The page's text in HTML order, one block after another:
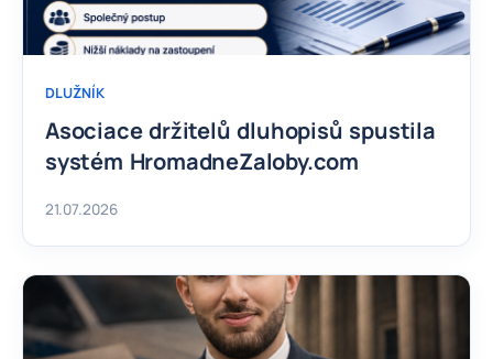
DLUŽNÍK
Asociace držitelů dluhopisů spustila
systém HromadneZaloby.com
21.07.2026